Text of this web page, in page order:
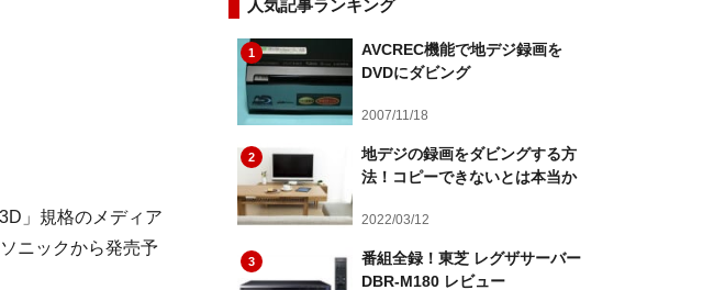
」規格のメディア
ニックから発売予
人気記事ランキング
1
AVCREC機能で地デジ録画を
DVDにダビング
2007/11/18
2
地デジの録画をダビングする方
法！コピーできないとは本当か
2022/03/12
3
番組全録！東芝 レグザサーバー
DBR-M180 レビュー